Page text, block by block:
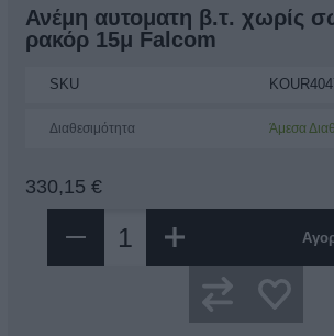
Ανέμη αυτοματη β.τ. χωρίς
ρακόρ 15μ Falcom
SKU
Διαθεσιμότητα Άμεσα
330,15 €